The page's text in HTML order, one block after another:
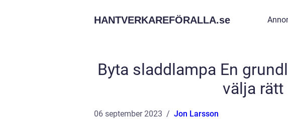
HANTVERKAREFÖRALLA.se
Byta sladdlampa En
välja rätt
06 september 2023 Jon Larsson